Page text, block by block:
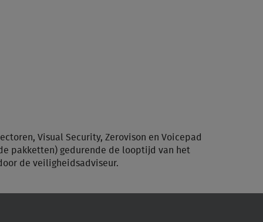
Visual Security, Zerovison en Voicepad
pakketten) gedurende de looptijd van het
de veiligheidsadviseur.